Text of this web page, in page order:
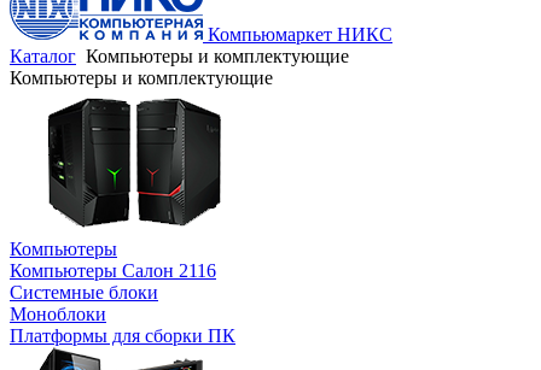
Компьюмаркет НИКС
Каталог Компьютеры и комплектующие
Компьютеры и комплектующие
Компьютеры
Компьютеры Салон 2116
Системные блоки
Моноблоки
Платформы для сборки ПК